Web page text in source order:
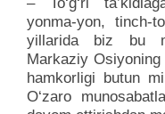
yonma-yon, tinch-
yillarida biz bu
Markaziy
hamkorligi butun
O‘zaro